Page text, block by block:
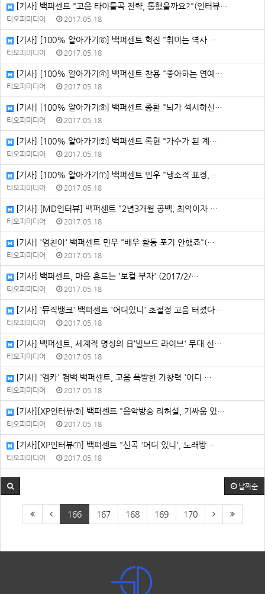
[기사] 백퍼센트 "고음 타이틀곡 전략, 통했을까요?"(인터뷰…
티오피미디어 2017.05.18
[기사] [100% 알아가기⑤] 백퍼센트 혁진 "취미는 역사 …
티오피미디어 2017.05.18
[기사] [100% 알아가기④] 백퍼센트 찬용 "좋아하는 연예…
티오피미디어 2017.05.18
[기사] [100% 알아가기③] 백퍼센트 종환 "뇌가 섹시하신…
티오피미디어 2017.05.18
[기사] [100% 알아가기②] 백퍼센트 록현 "가수가 된 계…
티오피미디어 2017.05.18
[기사] [100% 알아가기①] 백퍼센트 민우 "냉소적 표정,…
티오피미디어 2017.05.18
[기사] [MD인터뷰] 백퍼센트 "2년3개월 공백, 최악이자 …
티오피미디어 2017.05.18
[기사] '엄친아' 백퍼센트 민우 "배우 활동 포기 안했죠"(…
티오피미디어 2017.05.18
[기사] 백퍼센트, 마음 흔드는 '보컬 부자' (2017/2/…
티오피미디어 2017.05.18
[기사] '뮤직뱅크' 백퍼센트 '어디있니' 초절정 고음 터졌다…
티오피미디어 2017.05.18
[기사] 백퍼센트, 세계적 명성의 日‘빌보드 라이브' 무대 선…
티오피미디어 2017.05.18
[기사] '엠카' 컴백 백퍼센트, 고음 폭발한 가창력 '어디 …
티오피미디어 2017.05.18
[기사][XP인터뷰②] 백퍼센트 "음악방송 리허설, 기싸움 있…
티오피미디어 2017.05.18
[기사][XP인터뷰①] 백퍼센트 "신곡 '어디 있니', 노래방…
티오피미디어 2017.05.18
날짜순
166 167 168 169 170